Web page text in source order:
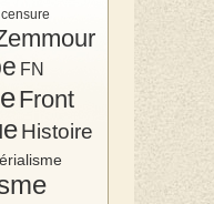
censure
FN
Front
Histoire